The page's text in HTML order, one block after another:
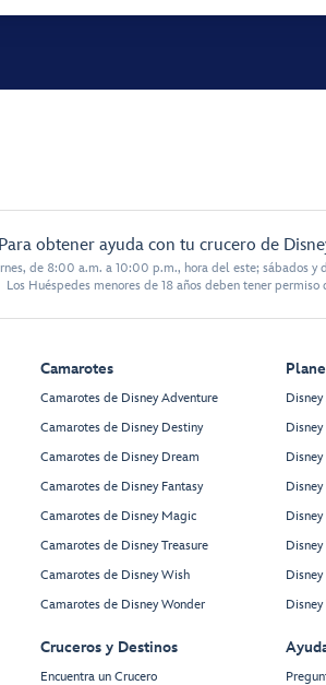
Para obtener ayuda con tu crucero de
de 8:00 a.m. a 10:00 p.m., hora del este; sábados
Los Huéspedes menores de 18 años deben tener
Camarotes
Camarotes de Disney Adventure
Camarotes de Disney Destiny
Camarotes de Disney Dream
Camarotes de Disney Fantasy
Camarotes de Disney Magic
Camarotes de Disney Treasure
Camarotes de Disney Wish
Camarotes de Disney Wonder
Cruceros y Destinos
Encuentra un Crucero
Disney
Disney